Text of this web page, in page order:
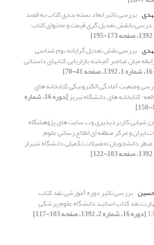
بررسی تاثیر ابعاد بسته بندی کتاب به قصد
درسی بانقش تعدیل گری قیمت و محتوای کتاب
بررسی نقش تعدیل گرایانه بوم شناسی
میان عناصر آمیخته بازاریابی کتابهای داستانی
وضعیت آمادگی الکترونیکی کتابخانه های
کتابخانه های دانشگاه تبریز [دوره 16، شماره
ارزشیابی کاربردپذیری وب سایت های پژوهشگاه
ایران و مرکز منطقه ای اطلاع رسانی علوم
منظر دانشجویان تحصیلات تکمیلی دانشگاه شیراز
بررسی تاثیر دوره آموزشی نقد کتاب
نقد کتاب اساتید دانشگاه علوم پزشکی
[دوره 16، شماره 2، 1392، صفحه 103-117]